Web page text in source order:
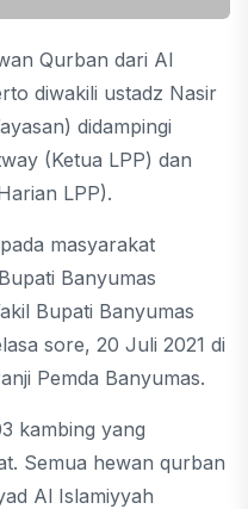
Qurban dari Al
diwakili ustadz Nasir
didampingi
(Ketua LPP) dan
LPP).
masyarakat
Banyumas
Bupati Banyumas
sore, 20 Juli 2021 di
Pemda Banyumas.
kambing yang
Semua hewan qurban
Al Islamiyyah